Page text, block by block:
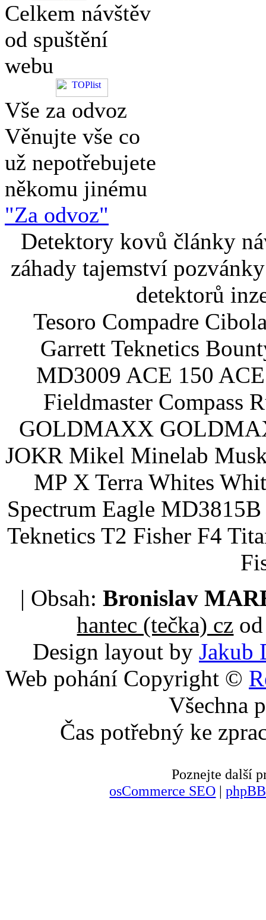
Celkem návštěv
od spuštění
webu
Vše za odvoz
Věnujte vše co
už nepotřebujete
někomu jinému
"Za odvoz"
Detektory kovů články
záhady tajemství
detektorů
Tesoro Compadre
Garrett Teknetics
MD3009 ACE 150
Fieldmaster Compass
GOLDMAXX
JOKR Mikel Minelab
MP X Terra Whites
Spectrum Eagle
Teknetics T2 Fisher F4
| Obsah: Bronislav
hantec (tečka) cz
Design layout by Jakub
Web pohání Copyright ©
Všechna
Čas potřebný ke
Poznejte další
osCommerce SEO |